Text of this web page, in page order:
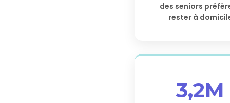
des seniors
rester à
3,2M